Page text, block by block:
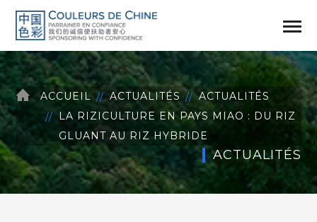
ACCUEIL ACTUALITÉS
ACTUALITÉS
LA RIZICULTURE EN PAYS MIAO : DU RIZ
GLUANT AU RIZ HYBRIDE
ACTUALITÉS